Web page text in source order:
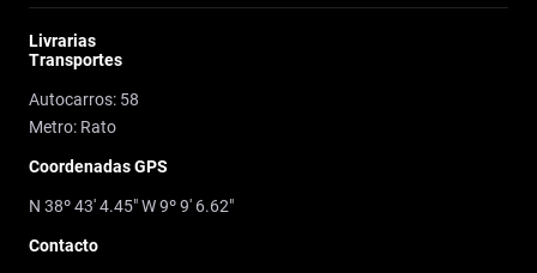
Livrarias
Transportes
Autocarros: 58
Metro: Rato
Coordenadas GPS
N 38º 43' 4.45" W 9º 9' 6.62"
Contacto